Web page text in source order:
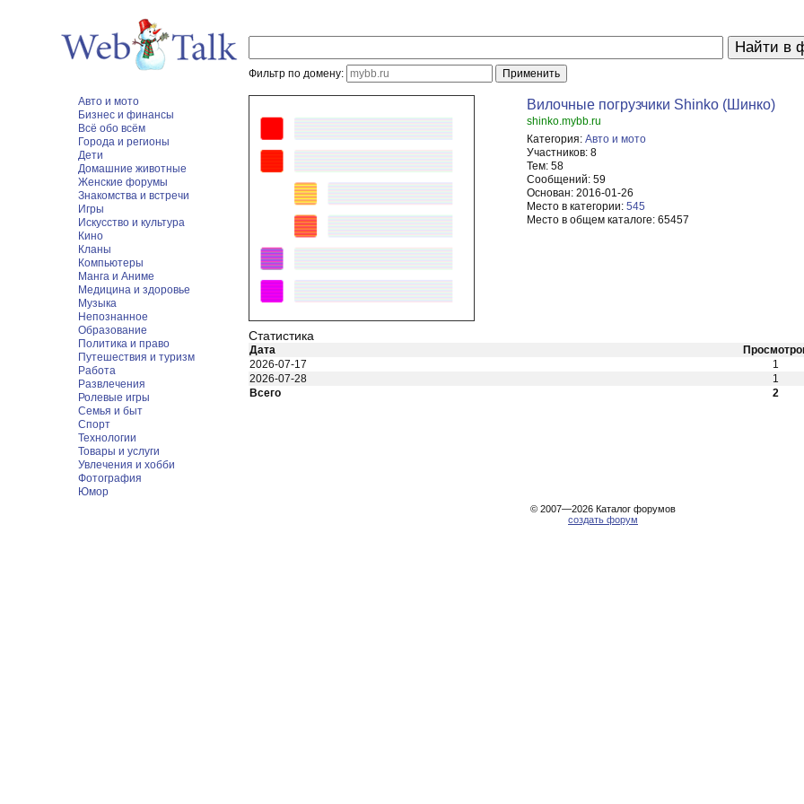
Фильтр по домену:
Авто и мото
Бизнес и финансы
Всё обо всём
Города и регионы
Дети
Домашние животные
Женские форумы
Знакомства и встречи
Игры
Искусство и культура
Кино
Кланы
Компьютеры
Манга и Аниме
Медицина и здоровье
Музыка
Непознанное
Образование
Политика и право
Путешествия и туризм
Работа
Развлечения
Ролевые игры
Семья и быт
Спорт
Технологии
Товары и услуги
Увлечения и хобби
Фотография
Юмор
Вилочные погрузчики Shinko (Шинко)
shinko.mybb.ru
Категория: Авто и мото
Участников: 8
Тем: 58
Сообщений: 59
Основан: 2016-01-26
Место в категории: 545
Место в общем каталоге: 65457
Статистика
Дата
2026-07-17
1
2026-07-28
1
Всего
2
© 2007—2026 Каталог форумов
создать форум